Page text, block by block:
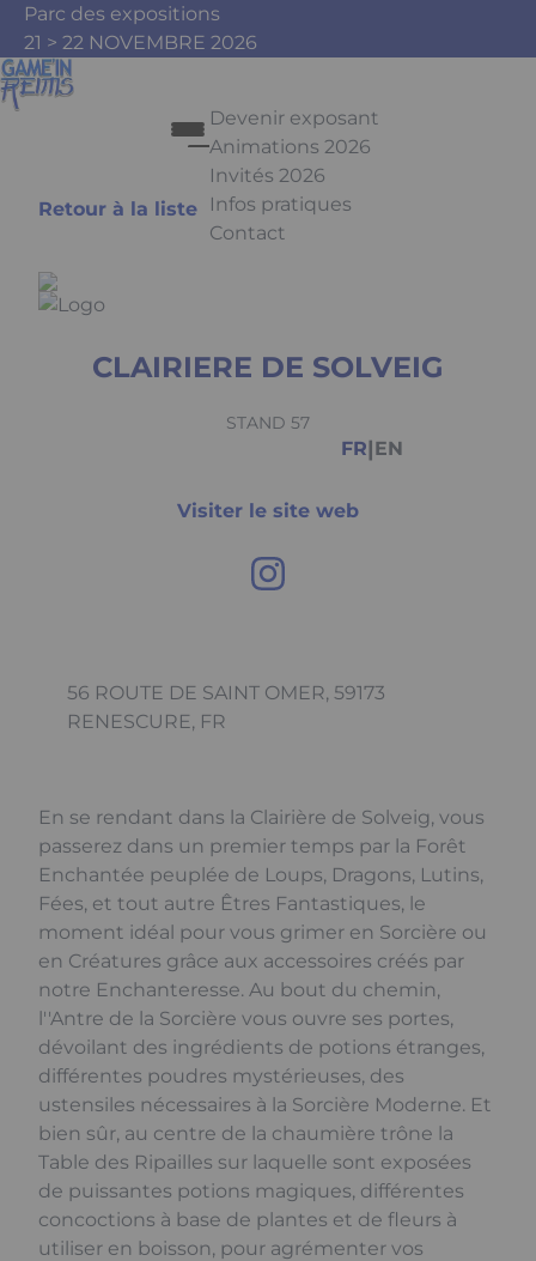
Aller au contenu principal
Parc des expositions
21 > 22 NOVEMBRE 2026
Devenir exposant
Animations 2026
Invités 2026
Infos pratiques
Contact
Facebook
Instagram
Youtube
FR|EN
Retour à la liste
CLAIRIERE DE SOLVEIG
STAND 57
Visiter le site web
56 ROUTE DE SAINT OMER, 59173
RENESCURE, FR
En se rendant dans la Clairière de Solveig, vous
passerez dans un premier temps par la Forêt
Enchantée peuplée de Loups, Dragons, Lutins,
Fées, et tout autre Êtres Fantastiques, le
moment idéal pour vous grimer en Sorcière ou
en Créatures grâce aux accessoires créés par
notre Enchanteresse. Au bout du chemin,
l''Antre de la Sorcière vous ouvre ses portes,
dévoilant des ingrédients de potions étranges,
différentes poudres mystérieuses, des
ustensiles nécessaires à la Sorcière Moderne. Et
bien sûr, au centre de la chaumière trône la
Table des Ripailles sur laquelle sont exposées
de puissantes potions magiques, différentes
concoctions à base de plantes et de fleurs à
utiliser en boisson, pour agrémenter vos
Panneau de gestion des cookies